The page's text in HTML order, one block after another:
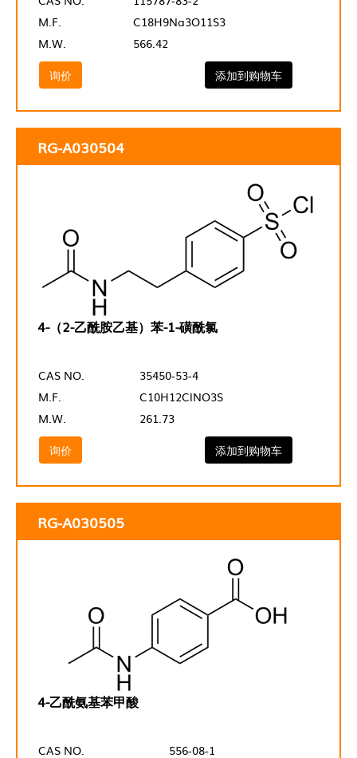
M.F.
C18H9Na3O11S3
M.W.
566.42
询价
添加到购物车
RG-A030504
4-（2-乙酰胺乙基）苯-1-磺酰氯
CAS NO.
35450-53-4
M.F.
C10H12ClNO3S
M.W.
261.73
询价
添加到购物车
RG-A030505
4-乙酰氨基苯甲酸
CAS NO. 556-08-1